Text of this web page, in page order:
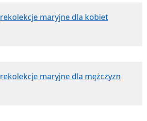
rekolekcje maryjne dla kobiet
rekolekcje maryjne dla mężczyzn